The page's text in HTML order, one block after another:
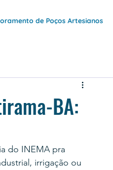
de Poços Artesianos
BA:
do INEMA pra
irrigação ou